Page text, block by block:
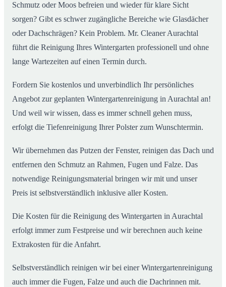
Schmutz oder Moos befreien und wieder für klare Sicht
sorgen? Gibt es schwer zugängliche Bereiche wie Glasdächer
oder Dachschrägen? Kein Problem. Mr. Cleaner Aurachtal
führt die Reinigung Ihres Wintergarten professionell und ohne
lange Wartezeiten auf einen Termin durch.
Fordern Sie kostenlos und unverbindlich Ihr persönliches
Angebot zur geplanten Wintergartenreinigung in Aurachtal an!
Und weil wir wissen, dass es immer schnell gehen muss,
erfolgt die Tiefenreinigung Ihrer Polster zum Wunschtermin.
Wir übernehmen das Putzen der Fenster, reinigen das Dach und
entfernen den Schmutz an Rahmen, Fugen und Falze. Das
notwendige Reinigungsmaterial bringen wir mit und unser
Preis ist selbstverständlich inklusive aller Kosten.
Die Kosten für die Reinigung des Wintergarten in Aurachtal
erfolgt immer zum Festpreise und wir berechnen auch keine
Extrakosten für die Anfahrt.
Selbstverständlich reinigen wir bei einer Wintergartenreinigung
auch immer die Fugen, Falze und auch die Dachrinnen mit.